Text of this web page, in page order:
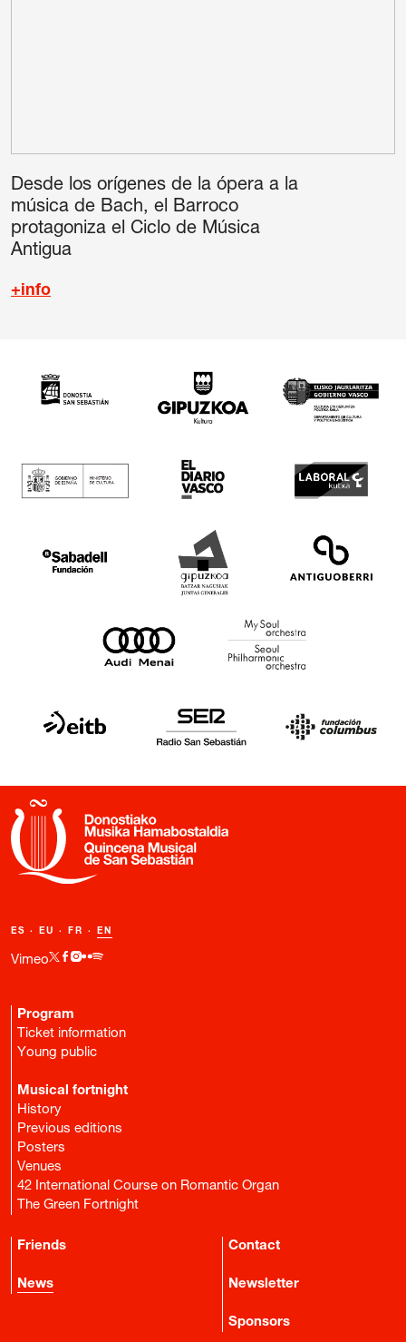
Desde los orígenes de la ópera a la
música de Bach, el Barroco
protagoniza el Ciclo de Música
Antigua
+info
Vimeo
ES · EU · FR · EN
Program
Ticket information
Young public
Musical fortnight
History
Previous editions
Posters
Venues
42 International Course on Romantic Organ
The Green Fortnight
Friends
News
Contact
Newsletter
Sponsors